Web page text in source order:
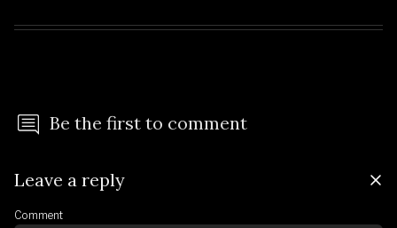
Be the first to comment
Leave a reply
Comment